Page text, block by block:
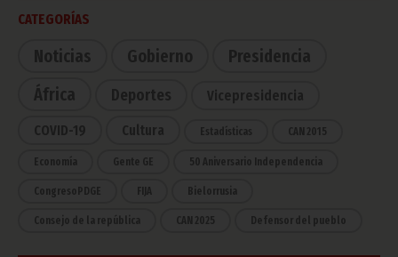
CATEGORÍAS
Noticias Gobierno
Presidencia
África
Deportes Vicepresidencia
COVID-19 Cultura Estadísticas CAN 2015
Economía Gente GE 50 Aniversario Independencia
CongresoPDGE FIJA Bielorrusia
Consejo de la república CAN 2025 Defensor del pueblo